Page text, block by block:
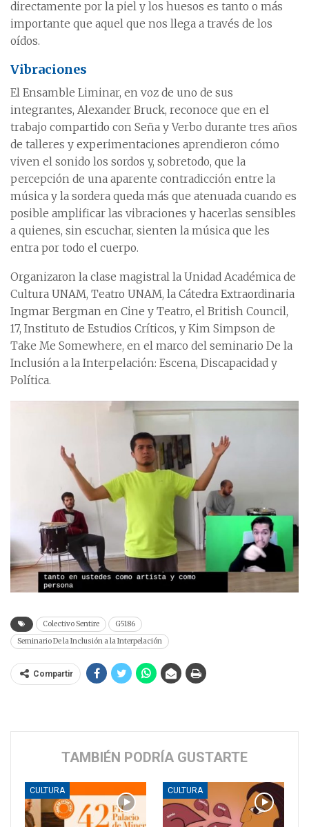
directamente por la piel y los huesos es tanto o más
importante que aquel que nos llega a través de los
oídos.
Vibraciones
El Ensamble Liminar, en voz de uno de sus
integrantes, Alexander Bruck, reconoce que en el
trabajo compartido con Seña y Verbo durante tres años
de talleres y experimentaciones aprendieron cómo
viven el sonido los sordos y, sobretodo, que la
percepción de una aparente contradicción entre la
música y la sordera queda más que atenuada cuando es
posible amplificar las vibraciones y hacerlas sensibles
a quienes, sin escuchar, sienten la música que les
entra por todo el cuerpo.
Organizaron la clase magistral la Unidad Académica de
Cultura UNAM, Teatro UNAM, la Cátedra Extraordinaria
Ingmar Bergman en Cine y Teatro, el British Council,
17, Instituto de Estudios Críticos, y Kim Simpson de
Take Me Somewhere, en el marco del seminario De la
Inclusión a la Interpelación: Escena, Discapacidad y
Política.
Colectivo Sentire
G5186
Seminario De la Inclusión a la Interpelación
Compartir
TAMBIÉN PODRÍA GUSTARTE
CULTURA CULTURA